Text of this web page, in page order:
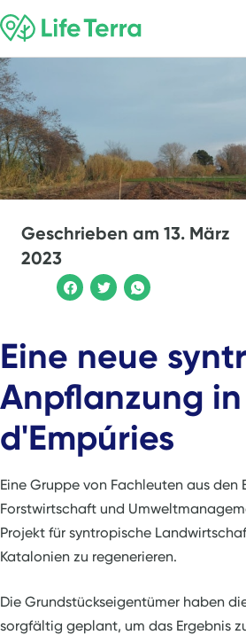
Geschrieben am 13. März
2023
Eine neue
Anpflanzung
d'Empúries
Eine Gruppe von Fachleuten aus den
Forstwirtschaft und
Projekt für syntropische
Katalonien zu regenerieren.
Die Grundstückseigentümer haben
sorgfältig geplant, um das Ergebnis